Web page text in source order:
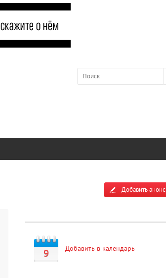
Добавить анонс
9 Добавить в календарь